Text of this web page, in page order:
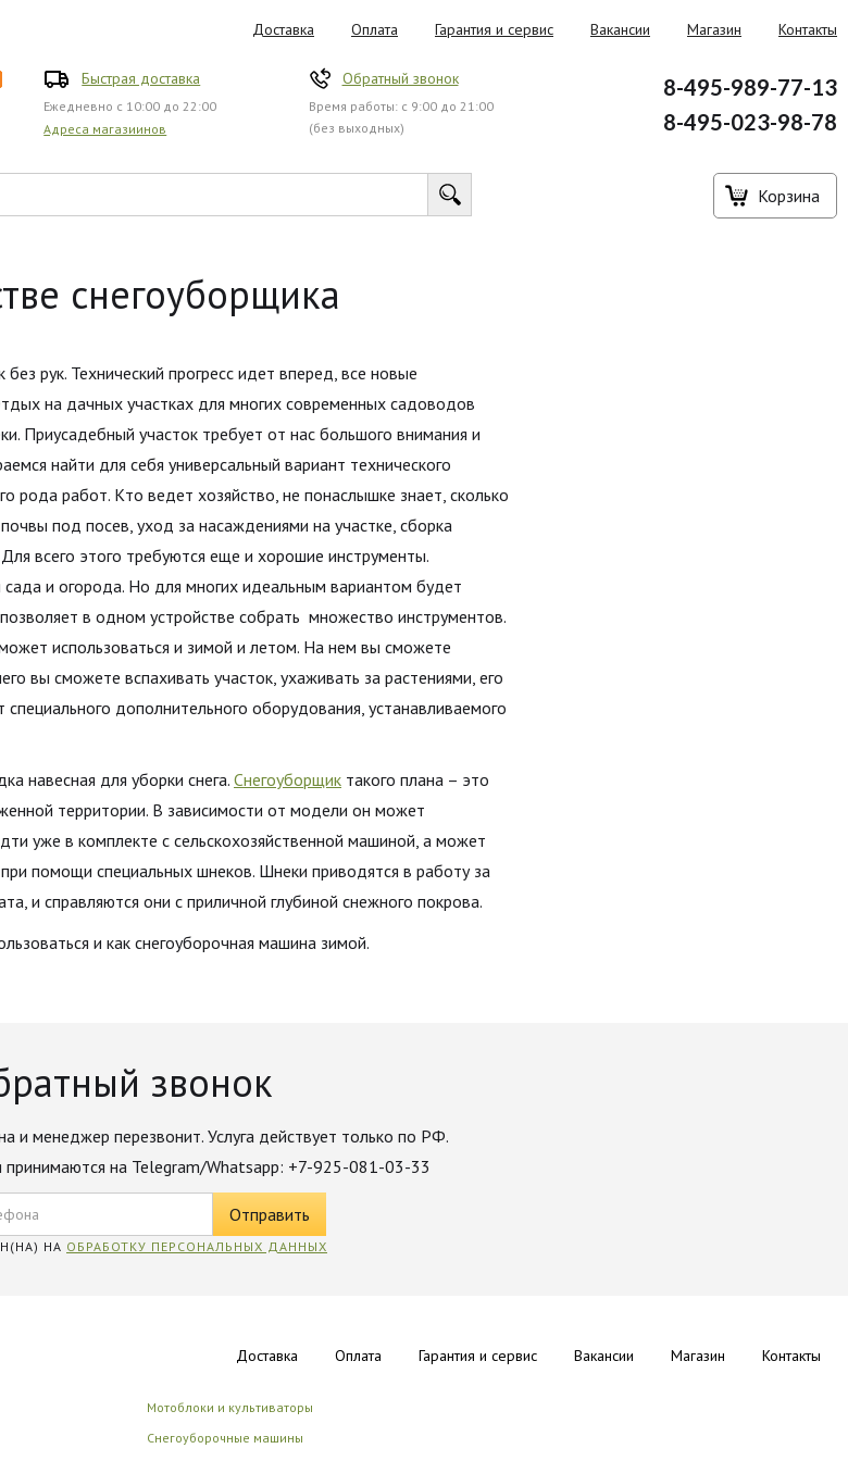
Доставка Оплата Гарантия и сервис Вакансии Магазин Контакты
Быстрая доставка
Ежедневно с 10:00 до 22:00
Адреса магазиинов
Обратный звонок
Время работы: с 9:00 до 21:00
(без выходных)
8-495-989-77-13
8-495-023-98-78
Корзина
снегоуборщика
рук. Технический прогресс идет вперед, все новые
на дачных участках для многих современных садоводов
Приусадебный участок требует от нас большого внимания и
найти для себя универсальный вариант технического
работ. Кто ведет хозяйство, не понаслышке знает, сколько
под посев, уход за насаждениями на участке, сборка
всего этого требуются еще и хорошие инструменты.
и огорода. Но для многих идеальным вариантом будет
в одном устройстве собрать множество инструментов.
использоваться и зимой и летом. На нем вы сможете
вы сможете вспахивать участок, ухаживать за растениями, его
дополнительного оборудования, устанавливаемого
навесная для уборки снега. Снегоуборщик такого плана – это
территории. В зависимости от модели он может
уже в комплекте с сельскохозяйственной машиной, а может
помощи специальных шнеков. Шнеки приводятся в работу за
и справляются они с приличной глубиной снежного покрова.
и как снегоуборочная машина зимой.
звонок
и менеджер перезвонит. Услуга действует только по РФ.
на Telegram/Whatsapp: +7-925-081-03-33
НА ОБРАБОТКУ ПЕРСОНАЛЬНЫХ ДАННЫХ
Доставка Оплата Гарантия и сервис Вакансии Магазин Контакты
Мотоблоки и культиваторы
Снегоуборочные машины